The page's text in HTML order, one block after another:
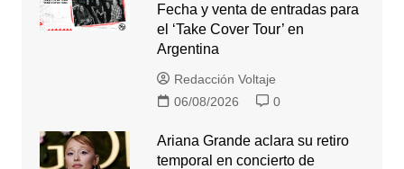
Fecha y venta de entradas para
el ‘Take Cover Tour’ en
Argentina
Redacción Voltaje
06/08/2026
0
Ariana Grande aclara su retiro
temporal en concierto de